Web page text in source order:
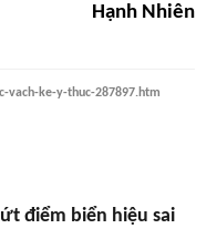
Hạnh Nhiên
vach-ke-y-thuc-287897.htm
điểm biển hiệu sai